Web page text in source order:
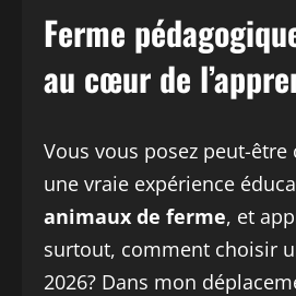
Ferme
au cœur de
Vous vous posez peut-
une vraie expérience
animaux de ferme, et
surtout, comment choisir
2026? Dans mon